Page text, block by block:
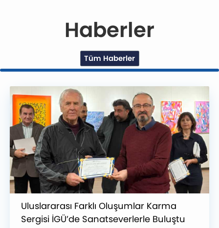
Haberler
Tüm Haberler
Uluslararası Farklı Oluşumlar Karma
Sergisi İGÜ’de Sanatseverlerle Buluştu